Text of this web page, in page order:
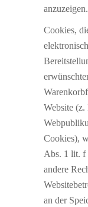
anzuzeigen.
Cookies,
Website (z.
Cookies),
Abs. 1 lit. f
andere
an der